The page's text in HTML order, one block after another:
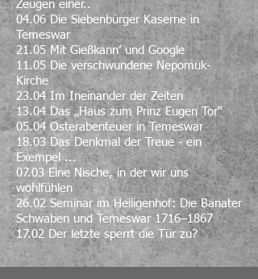
Zeugen einer..
04.06 Die Siebenbürger Kaserne in
Temeswar
21.05 Mit Gießkann’ und Google
11.05 Die verschwundene Nepomuk-
Kirche
23.04 Im Ineinander der Zeiten
13.04 Das „Haus zum Prinz Eugen Tor“
05.04 Osterabenteuer in Temeswar
18.03 Das Denkmal der Treue - ein
Exempel ...
07.03 Eine Nische, in der wir uns
wohlfühlen
26.02 Seminar im Heiligenhof: Die Banater
Schwaben und Temeswar 1716–1867
17.02 Der letzte sperrt die Tür zu?